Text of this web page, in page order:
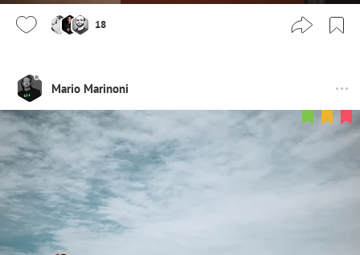
18
Mario Marinoni